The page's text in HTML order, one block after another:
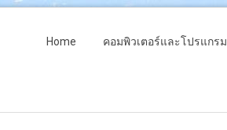
Home คอมพิวเตอร์และโปรแกรม